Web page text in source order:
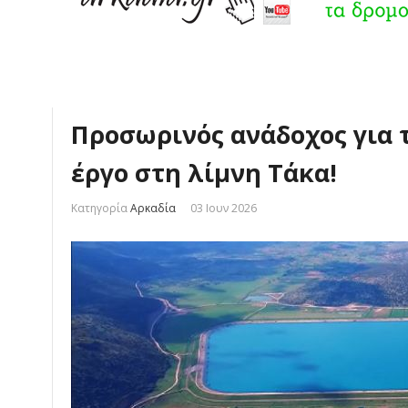
Προσωρινός ανάδοχος για
έργο στη λίμνη Τάκα!
ΚατηγορίαΑρκαδία 03 Ιουν 2026